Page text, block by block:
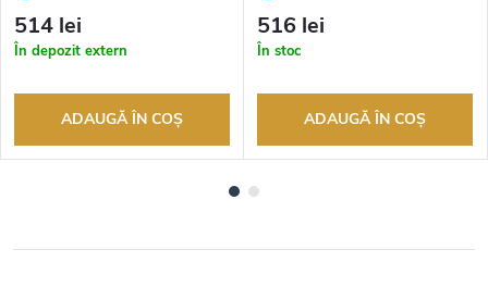
returnarea bunurilor. Vânzător
autorizat
514 lei
În depozit extern
ADAUGĂ ÎN COŞ
returnarea bunurilor. Vânzător
autorizat
516 lei
În stoc
ADAUGĂ ÎN COŞ